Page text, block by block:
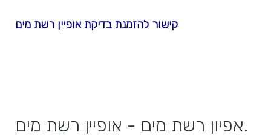
קישור להזמנת בדיקת אופיין רשת מים
אפיון רשת מים - אופיין רשת מים.